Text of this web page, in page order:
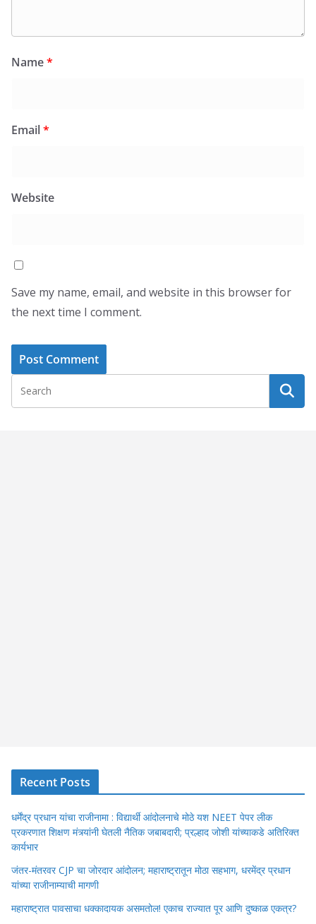
Name*
Email*
Website
Save my name, email, and website in this browser for
the next time I comment.
Recent Posts
धर्मेंद्र प्रधान यांचा राजीनामा : विद्यार्थी आंदोलनाचे मोठे यश NEET पेपर लीक
प्रकरणात शिक्षण मंत्र्यांनी घेतली नैतिक जबाबदारी; प्रल्हाद जोशी यांच्याकडे अतिरिक्त
कार्यभार
जंतर-मंतरवर CJP चा जोरदार आंदोलन; महाराष्ट्रातून मोठा सहभाग, धरमेंद्र प्रधान
यांच्या राजीनाम्याची मागणी
महाराष्ट्रात पावसाचा धक्कादायक असमतोल! एकाच राज्यात पूर आणि दुष्काळ एकत्र?